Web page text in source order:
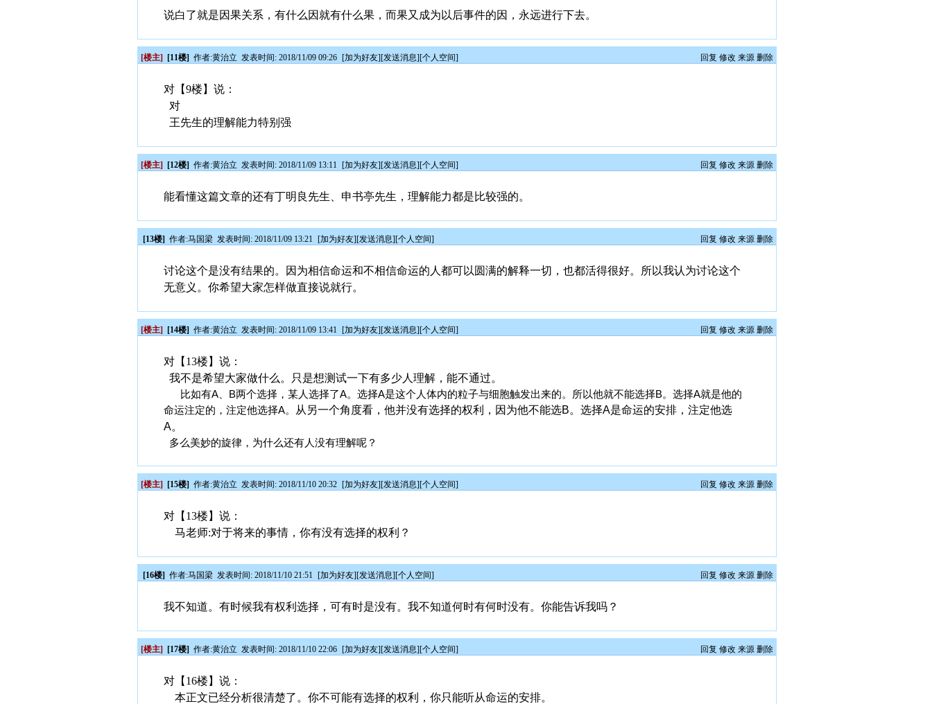
说白了就是因果关系，有什么因就有什么果，而果又成为以后事件的因，永远进行下去。
[楼主] [11楼] 作者:黄治立 发表时间: 2018/11/09 09:26 [加为好友][发送消息][个人空间] 回复 修改 来源 删除
对【9楼】说：
对
王先生的理解能力特别强
[楼主] [12楼] 作者:黄治立 发表时间: 2018/11/09 13:11 [加为好友][发送消息][个人空间] 回复 修改 来源 删除
能看懂这篇文章的还有丁明良先生、申书亭先生，理解能力都是比较强的。
[13楼] 作者:马国梁 发表时间: 2018/11/09 13:21 [加为好友][发送消息][个人空间] 回复 修改 来源 删除
讨论这个是没有结果的。因为相信命运和不相信命运的人都可以圆满的解释一切，也都活得很好。所以我认为讨论这个
无意义。你希望大家怎样做直接说就行。
[楼主] [14楼] 作者:黄治立 发表时间: 2018/11/09 13:41 [加为好友][发送消息][个人空间] 回复 修改 来源 删除
对【13楼】说：
我不是希望大家做什么。只是想测试一下有多少人理解，能不通过。
比如有A、B两个选择，某人选择了A。选择A是这个人体内的粒子与细胞触发出来的。所以他就不能选择B。选择A就是他的
命运注定的，注定他选择A。
从另一个角度看，他并没有选择的权利，因为他不能选B。选择A是命运的安排，注定他选
A。
多么美妙的旋律，为什么还有人没有理解呢？
[楼主] [15楼] 作者:黄治立 发表时间: 2018/11/10 20:32 [加为好友][发送消息][个人空间] 回复 修改 来源 删除
对【13楼】说：
马老师:对于将来的事情，你有没有选择的权利？
[16楼] 作者:马国梁 发表时间: 2018/11/10 21:51 [加为好友][发送消息][个人空间] 回复 修改 来源 删除
我不知道。有时候我有权利选择，可有时是没有。我不知道何时有何时没有。你能告诉我吗？
[楼主] [17楼] 作者:黄治立 发表时间: 2018/11/10 22:06 [加为好友][发送消息][个人空间] 回复 修改 来源 删除
对【16楼】说：
本正文已经分析很清楚了。你不可能有选择的权利，你只能听从命运的安排。